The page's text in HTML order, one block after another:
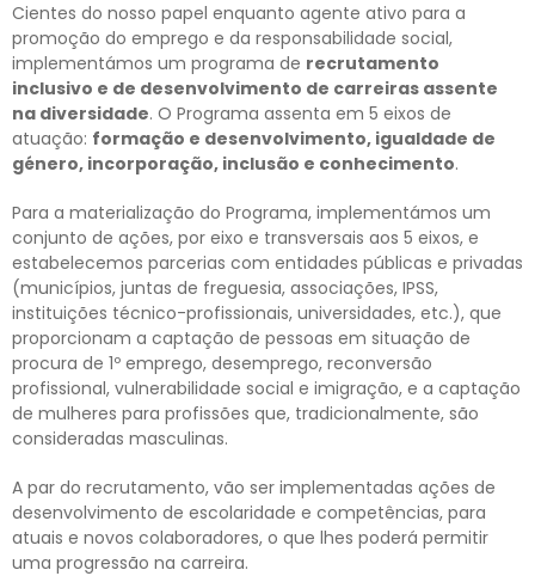
Cientes do nosso papel enquanto agente ativo para a
promoção do emprego e da responsabilidade social,
implementámos um programa de recrutamento
inclusivo e de desenvolvimento de carreiras assente
na diversidade. O Programa assenta em 5 eixos de
atuação: formação e desenvolvimento, igualdade de
género, incorporação, inclusão e conhecimento.
Para a materialização do Programa, implementámos um
conjunto de ações, por eixo e transversais aos 5 eixos, e
estabelecemos parcerias com entidades públicas e privadas
(municípios, juntas de freguesia, associações, IPSS,
instituições técnico-profissionais, universidades, etc.), que
proporcionam a captação de pessoas em situação de
procura de 1º emprego, desemprego, reconversão
profissional, vulnerabilidade social e imigração, e a captação
de mulheres para profissões que, tradicionalmente, são
consideradas masculinas.
A par do recrutamento, vão ser implementadas ações de
desenvolvimento de escolaridade e competências, para
atuais e novos colaboradores, o que lhes poderá permitir
uma progressão na carreira.